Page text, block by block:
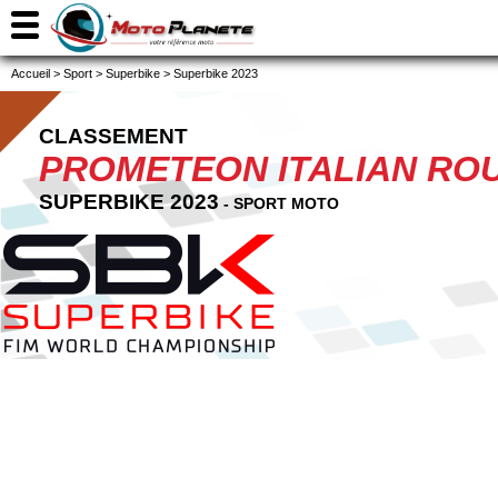
Accueil > Sport > Superbike > Superbike 2023
CLASSEMENT
PROMETEON ITALIAN
SUPERBIKE 2023 - SPORT MOTO